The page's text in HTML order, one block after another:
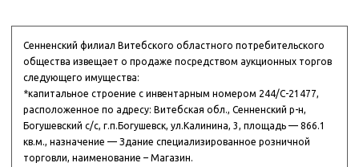
Сенненский филиал Витебского областного потребительского
общества извещает о продаже посредством аукционных торгов
следующего имущества:
*капитальное строение с инвентарным номером 244/С-21477,
расположенное по адресу: Витебская обл., Сенненский р-н,
Богушевский с/с, г.п.Богушевск, ул.Калинина, 3, площадь — 866.1
кв.м., назначение — Здание специализированное розничной
торговли, наименование – Магазин.